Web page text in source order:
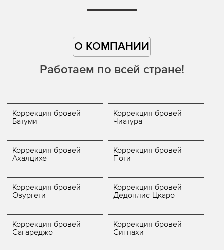
О КОМПАНИИ
Работаем по всей стране!
Коррекция бровей
Батуми
Коррекция бровей
Чиатура
Коррекция бровей
Ахалцихе
Коррекция бровей
Поти
Коррекция бровей
Озургети
Коррекция бровей
Дедоплис-Цкаро
Коррекция бровей
Сагареджо
Коррекция бровей
Сигнахи